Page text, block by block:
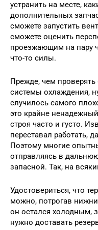
устранить на месте,
дополнительных
сможете запустить
сможете оценить
проезжающим на пару
что-то силы.
Прежде, чем
системы охлаждения,
случилось самого
это крайне
строя часто и густо.
переставал работать,
Поэтому многие
отправляясь в
запасной. Так, на
Удостовериться, что
можно, потрогав
он остался холодным,
нужно доставать